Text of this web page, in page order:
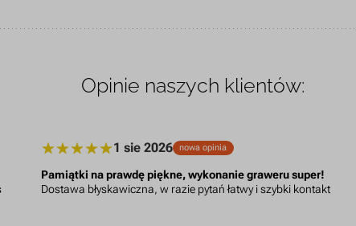
Opinie naszych klientów:
1 sie 2026 nowa opinia
Pamiątki na prawdę piękne, wykonanie graweru super!
Dostawa błyskawiczna, w razie pytań łatwy i szybki kontakt